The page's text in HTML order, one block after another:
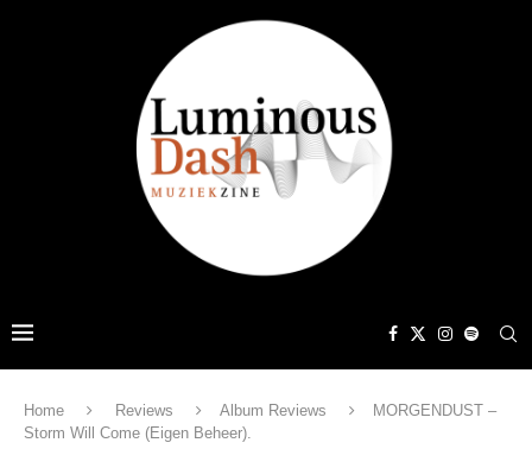
Home Reviews Album Reviews
MORGENDUST –
Storm Will Come (Eigen Beheer).